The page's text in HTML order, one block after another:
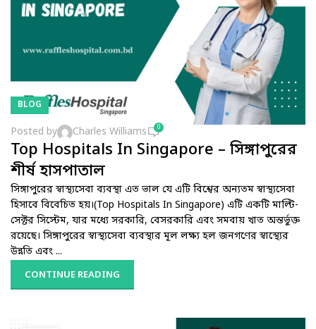
BLOG
Posted by Charles Williams 0
Top Hospitals In Singapore – সিঙ্গাপুরের
শীর্ষ হাসপাতাল
সিঙ্গাপুরের স্বাস্থ্যসেবা ব্যবস্থা এত ভাল যে এটি বিশ্বের অন্যতম স্বাস্থ্যসেবা
হিসাবে বিবেচিত হয়।(Top Hospitals In Singapore) এটি একটি মাল্টি-
সেক্টর সিস্টেম, যার মধ্যে সরকারি, বেসরকারি এবং সমবায় খাত অন্তর্ভুক্ত
রয়েছে। সিঙ্গাপুরের স্বাস্থ্যসেবা ব্যবস্থার মূল লক্ষ্য হল জনগণের স্বাস্থ্যের
উন্নতি এবং ...
CONTINUE READING